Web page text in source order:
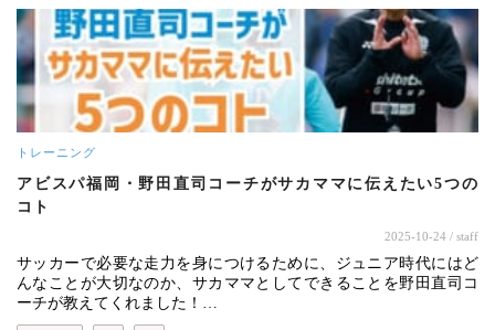
トレーニング
アビスパ福岡・野田直司コーチがサカママに伝えたい5つの
コト
2025-10-24 / staff
サッカーで必要な走力を身につけるために、ジュニア時代にはど
んなことが大切なのか、サカママとしてできることを野田直司コ
ーチが教えてくれました！…